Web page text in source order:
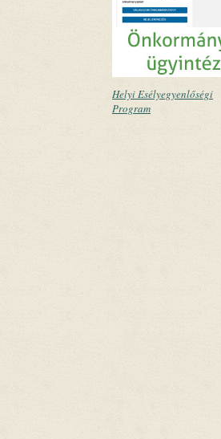
Helyi Esélyegyenlőségi
Program